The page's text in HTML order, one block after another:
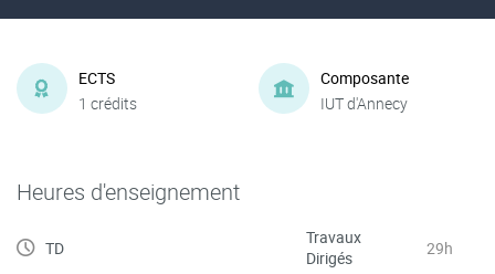
ECTS
1 crédits
Composante
IUT d'Annecy
Heures d'enseignement
TD
Travaux
Dirigés
29h